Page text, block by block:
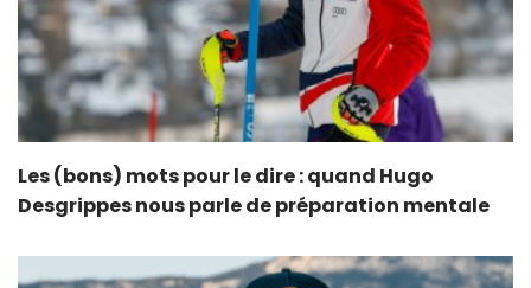
Les (bons) mots pour le dire : quand Hugo
Desgrippes nous parle de préparation mentale